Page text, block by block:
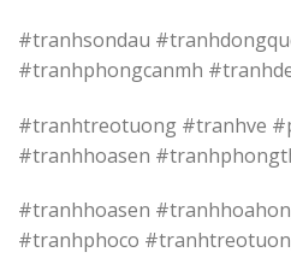
#tranhsondau
#tranhphongcanmh
#tranhtreotuong #tranhve
#tranhhoasen
#tranhhoasen
#tranhphoco